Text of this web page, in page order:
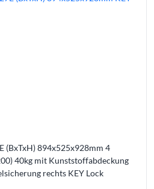
(BxTxH) 894x525x928mm 4
40kg mit Kunststoffabdeckung
rechts KEY Lock